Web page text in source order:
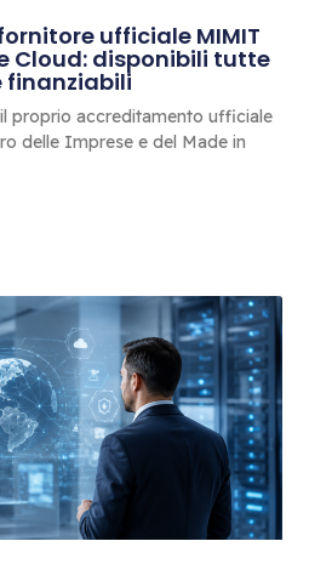
ufficiale MIMIT
Cloud: disponibili tutte
finanziabili
proprio accreditamento ufficiale
delle Imprese e del Made in